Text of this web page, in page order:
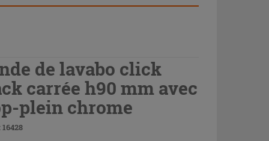
de lavabo click
carrée h90 mm avec
plein chrome
16428